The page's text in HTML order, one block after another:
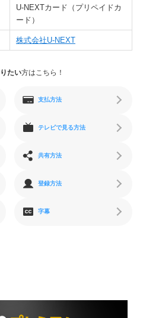
U-NEXTカード（プリペイドカ
ード）
株式会社U-NEXT
たい方はこちら！
支払方法
テレビで見る方法
共有方法
登録方法
字幕